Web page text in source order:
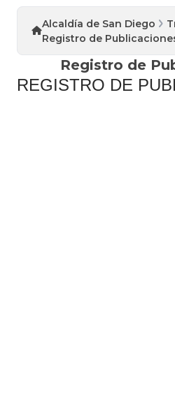
Alcaldía de San Diego
Registro de
Registro de
REGISTRO DE